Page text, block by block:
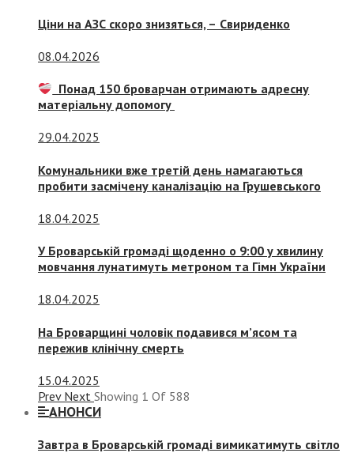
Ціни на АЗС скоро знизяться, – Свириденко
08.04.2026
Понад 150 броварчан отримають адресну
матеріальну допомогу
29.04.2025
Комунальники вже третій день намагаються
пробити засмічену каналізацію на Грушевського
18.04.2025
У Броварській громаді щоденно о 9:00 у хвилину
мовчання лунатимуть метроном та Гімн України
18.04.2025
На Броварщині чоловік подавився м’ясом та
пережив клінічну смерть
15.04.2025
Prev Next Showing 1 Of 588
АНОНСИ
Завтра в Броварській громаді вимикатимуть світло